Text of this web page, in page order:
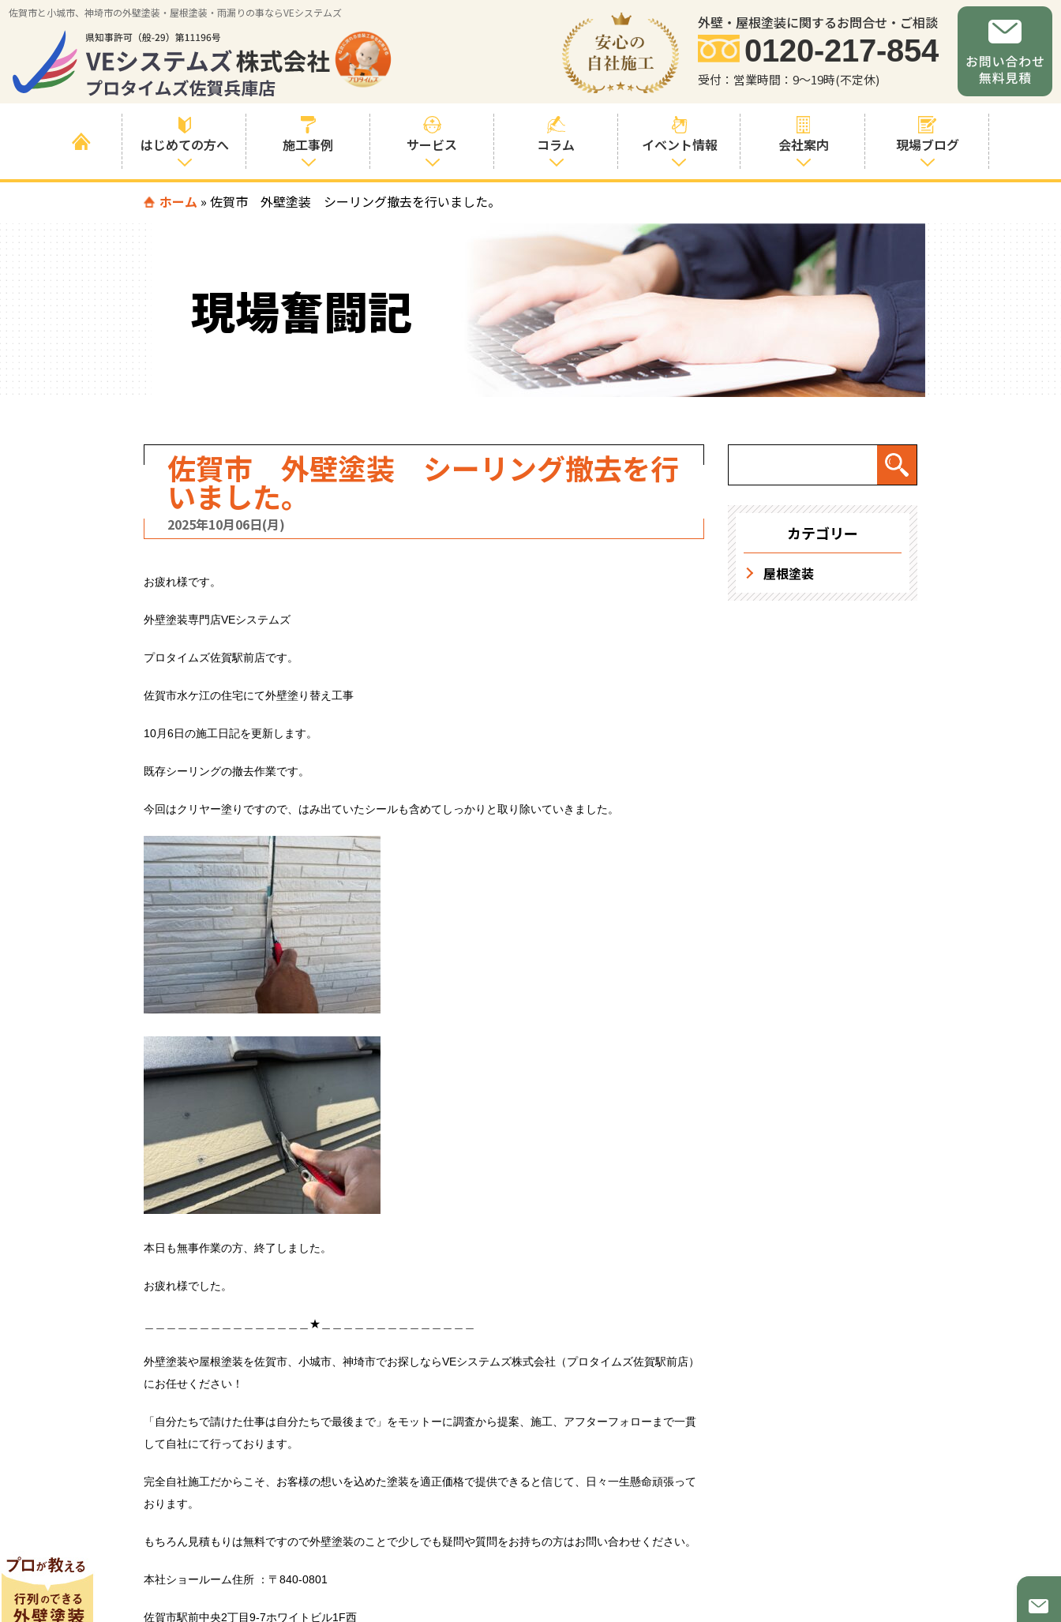
佐賀市と小城市、神埼市の外壁塗装・屋根塗装・雨漏りの事ならVEシステムズ
外壁・屋根塗装に関するお問合せ・ご相談
0120-217-854
受付：営業時間：9～19時(不定休)
はじめての方へ
はじめて外壁塗
いる方へ
喜んでいただけ
る３つの理由
施工事例
すべての事例
例
色の事例
サービス
塗装プランと価
お客様との交流
を大切に
見積書の見方
コラム
塗装コラム
塗料コラム
イベント情報 会社案内
職人・スタッフ
紹介
お問い合わせか
らの流れ
求人情報
現場ブログ
ホーム » 佐賀市 外壁塗装 シーリング撤去を行いました。
現場奮闘記
佐賀市 外壁塗装 シーリング撤去を行
いました。
2025年10月06日(月)
お疲れ様です。
外壁塗装専門店VEシステムズ
プロタイムズ佐賀駅前店です。
佐賀市水ケ江の住宅にて外壁塗り替え工事
10月6日の施工日記を更新します。
既存シーリングの撤去作業です。
今回はクリヤー塗りですので、はみ出ていたシールも含めてしっかりと取り除いていきました。
本日も無事作業の方、終了しました。
お疲れ様でした。
＿＿＿＿＿＿＿＿＿＿＿＿＿＿＿★＿＿＿＿＿＿＿＿＿＿＿＿＿＿
外壁塗装や屋根塗装を佐賀市、小城市、神埼市でお探しならVEシステムズ株式会社（プロタイムズ佐賀駅前店）
にお任せください！
「自分たちで請けた仕事は自分たちで最後まで」をモットーに調査から提案、施工、アフターフォローまで一貫
して自社にて行っております。
完全自社施工だからこそ、お客様の想いを込めた塗装を適正価格で提供できると信じて、日々一生懸命頑張って
おります。
もちろん見積もりは無料ですので外壁塗装のことで少しでも疑問や質問をお持ちの方はお問い合わせください。
本社ショールーム住所 ：〒840-0801
佐賀市駅前中央2丁目9-7ホワイトビル1F西
カテゴリー
屋根塗装